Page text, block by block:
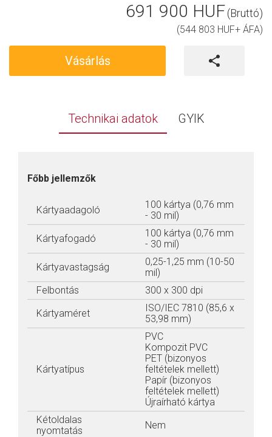
691 900 HUF(Bruttó)
(544 803 HUF+ ÁFA)
Vásárlás
Technikai adatok GYIK
Főbb jellemzők
Kártyaadagoló
100 kártya (0,76 mm
- 30 mil)
Kártyafogadó
100 kártya (0,76 mm
- 30 mil)
Kártyavastagság
0,25-1,25 mm (10-50
mil)
Felbontás
300 x 300 dpi
Kártyaméret
ISO/IEC 7810 (85,6 x
53,98 mm)
Kártyatípus
PVC
Kompozit PVC
PET (bizonyos
feltételek mellett)
Papír (bizonyos
feltételek mellett)
Újraírható kártya
Kétoldalas
nyomtatás
Nem